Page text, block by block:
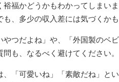
福かどうかもわかってしまい
、多少の収入差には気づくかも
つだよね」や、「外国製のベ
も、なるべく避けてください。
「可愛いね」「素敵だね」と